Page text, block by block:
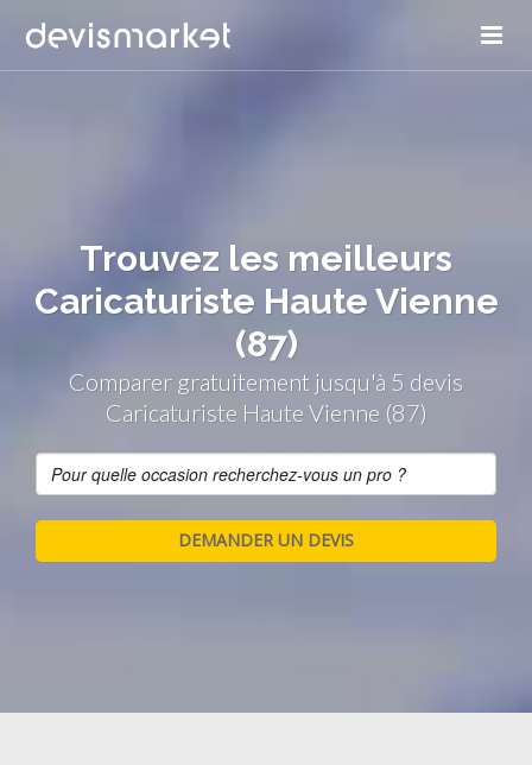
Trouvez les meilleurs
Caricaturiste Haute Vienne
(87)
Comparer gratuitement jusqu'à 5 devis
Caricaturiste Haute Vienne (87)